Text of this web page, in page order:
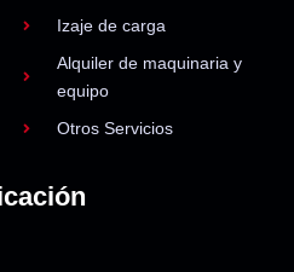
Izaje de carga
Alquiler de maquinaria y
equipo
Otros Servicios